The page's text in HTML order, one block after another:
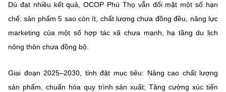
Dù đạt nhiều kết quả, OCOP Phú Thọ vẫn đối mặt một số hạn
chế: sản phẩm 5 sao còn ít, chất lượng chưa đồng đều, năng lực
marketing của một số hợp tác xã chưa mạnh, hạ tầng du lịch
nông thôn chưa đồng bộ.
Giai đoạn 2025–2030, tỉnh đặt mục tiêu: Nâng cao chất lượng
sản phẩm, chuẩn hóa quy trình sản xuất;Tăng cường xúc tiến